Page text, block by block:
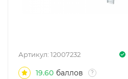
Артикул: 12007232
19.60 баллов ?